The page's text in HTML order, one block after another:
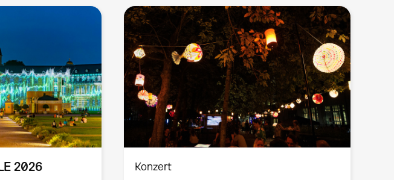
2026 Konzert